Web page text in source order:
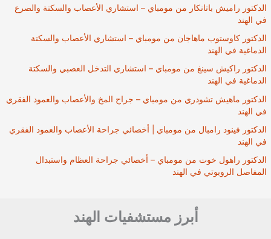
الدكتور راميش باتانكار من مومباي – استشاري الأعصاب والسكتة والصرع
في الهند
الدكتور كاوستوب ماهاجان من مومباي – استشاري الأعصاب والسكتة
الدماغية في الهند
الدكتور راكيش سينغ من مومباي – استشاري التدخل العصبي والسكتة
الدماغية في الهند
الدكتور ماهيش تشودري من مومباي – جراح المخ والأعصاب والعمود الفقري
في الهند
الدكتور فينود رامبال من مومباي | أخصائي جراحة الأعصاب والعمود الفقري
في الهند
الدكتور راهول خوت من مومباي – أخصائي جراحة العظام واستبدال
المفاصل الروبوتي في الهند
أبرز مستشفيات الهند